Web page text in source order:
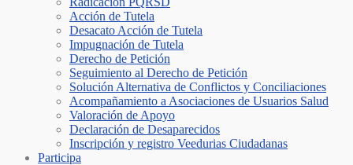
Acción de Tutela
Desacato Acción de Tutela
Impugnación de Tutela
Derecho de Petición
Seguimiento al Derecho de Petición
Solución Alternativa de Conflictos y Conciliaciones
Acompañamiento a Asociaciones de Usuarios Salud
Valoración de Apoyo
Declaración de Desaparecidos
Inscripción y registro Veedurias Ciudadanas
Participa